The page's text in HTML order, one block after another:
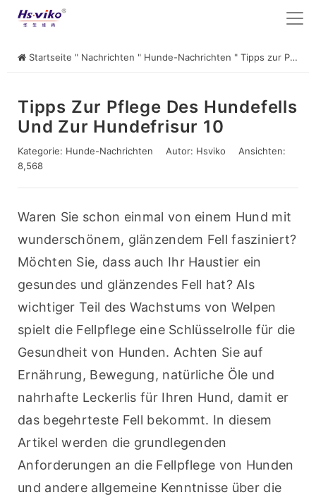
Startseite " Nachrichten " Hunde-Nachrichten " Tipps zur Pflege des Hundefells und zur Hundefrisur 10
Tipps Zur Pflege Des Hundefells
Und Zur Hundefrisur 10
Kategorie: Hunde-Nachrichten Autor: Hsviko
Ansichten:
8,568
Waren Sie schon einmal von einem Hund mit
wunderschönem, glänzendem Fell fasziniert?
Möchten Sie, dass auch Ihr Haustier ein
gesundes und glänzendes Fell hat? Als
wichtiger Teil des Wachstums von Welpen
spielt die Fellpflege eine Schlüsselrolle für die
Gesundheit von Hunden. Achten Sie auf
Ernährung, Bewegung, natürliche Öle und
nahrhafte Leckerlis für Ihren Hund, damit er
das begehrteste Fell bekommt. In diesem
Artikel werden die grundlegenden
Anforderungen an die Fellpflege von Hunden
und andere allgemeine Kenntnisse über die